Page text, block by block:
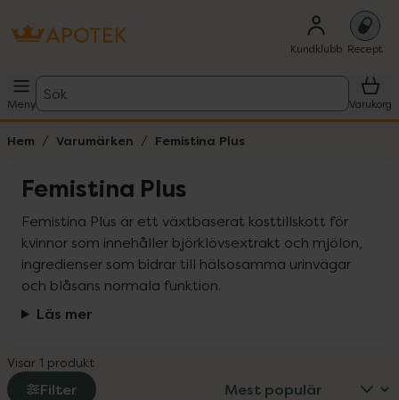
Kundklubb Recept
Meny
Sök
Varukorg
Hem Varumärken Femistina Plus
Femistina Plus
Femistina Plus är ett växtbaserat kosttillskott för
kvinnor som innehåller björklövsextrakt och mjölon,
ingredienser som bidrar till hälsosamma urinvägar
och blåsans normala funktion.
Läs mer
Visar 1 produkt
Filter